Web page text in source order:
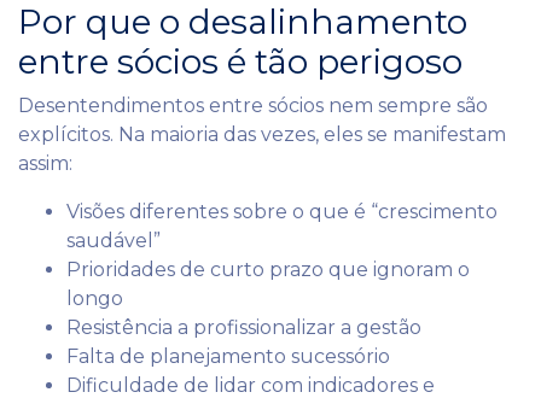
Por que o desalinhamento
entre sócios é tão perigoso
Desentendimentos entre sócios nem sempre são
explícitos. Na maioria das vezes, eles se manifestam
assim:
Visões diferentes sobre o que é “crescimento
saudável”
Prioridades de curto prazo que ignoram o
longo
Resistência a profissionalizar a gestão
Falta de planejamento sucessório
Dificuldade de lidar com indicadores e